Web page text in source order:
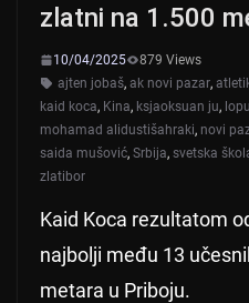
zlatni na 1.500
10/04/2025
879 Views
ajten jobaš, ak novi pazar,
kaid koca, Kina, ksjaoksuan ju,
mohamad alidustišahraki, novi
saida mušović, Srbija, svetska
zlatibor
Kaid Koca rezultatom
najbolji među 13
metara u Priboju.